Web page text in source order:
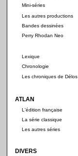
Mini-séries
Les autres productions
Bandes dessinées
Perry Rhodan Neo
Lexique
Chronologie
Les chroniques de Délos
ATLAN
L'édition française
La série classique
Les autres séries
DIVERS